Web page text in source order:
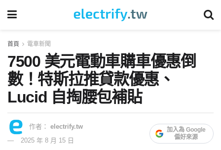
首頁 電車新聞
7500 美元電動車購車優惠倒
數！特斯拉推貸款優惠、
Lucid 自掏腰包補貼
作者： electrify.tw
2025 年 8 月 15 日
加入為 Google
偏好來源